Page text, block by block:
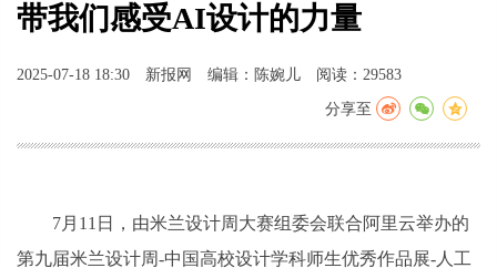
带我们感受AI设计的力量
2025-07-18 18:30 新报网 编辑：陈婉儿 阅读：29583
分享至
7月11日，由米兰设计周大赛组委会联合阿里云举办的
第九届米兰设计周-中国高校设计学科师生优秀作品展-人工